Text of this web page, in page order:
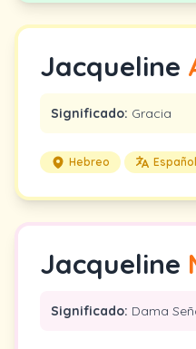
Jacqueline
Significado: Gracia
Hebreo Español
Jacqueline
Significado: Dama